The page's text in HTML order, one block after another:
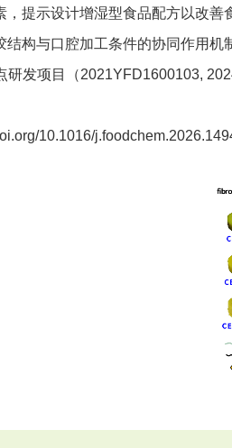
，提示设计增湿型食品配方以改善
与口腔加工条件的协同作用机
项目（2021YFD1600103,
10.1016/